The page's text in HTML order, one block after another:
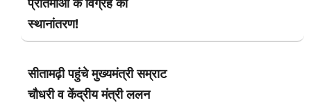
स्थानांतरण!
सीतामढ़ी पहुंचे मुख्यमंत्री सम्राट
चौधरी व केंद्रीय मंत्री ललन